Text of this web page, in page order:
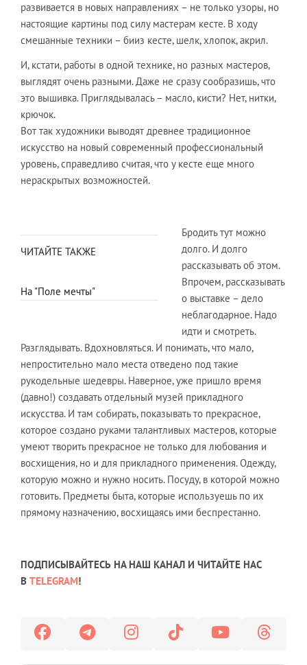
развивается в новых направлениях – не только узоры, но
настоящие картины под силу мастерам кесте. В ходу
смешанные техники – бииз кесте, шелк, хлопок, акрил.
И, кстати, работы в одной технике, но разных мастеров,
выглядят очень разными. Даже не сразу сообразишь, что
это вышивка. Приглядывалась – масло, кисти? Нет, нитки,
крючок.
Вот так художники выводят древнее традиционное
искусство на новый современный профессиональный
уровень, справедливо считая, что у кесте еще много
нераскрытых возможностей.
ЧИТАЙТЕ ТАКЖЕ
На "Поле мечты"
Бродить тут можно
долго. И долго
рассказывать об этом.
Впрочем, рассказывать
о выставке – дело
неблагодарное. Надо
идти и смотреть.
Разглядывать. Вдохновляться. И понимать, что мало,
непростительно мало места отведено под такие
рукодельные шедевры. Наверное, уже пришло время
(давно!) создавать отдельный музей прикладного
искусства. И там собирать, показывать то прекрасное,
которое создано руками талантливых мастеров, которые
умеют творить прекрасное не только для любования и
восхищения, но и для прикладного применения. Одежду,
которую можно и нужно носить. Посуду, в которой можно
готовить. Предметы быта, которые используешь по их
прямому назначению, восхищаясь ими беспрестанно.
ПОДПИСЫВАЙТЕСЬ НА НАШ КАНАЛ И ЧИТАЙТЕ НАС
В TELEGRAM!